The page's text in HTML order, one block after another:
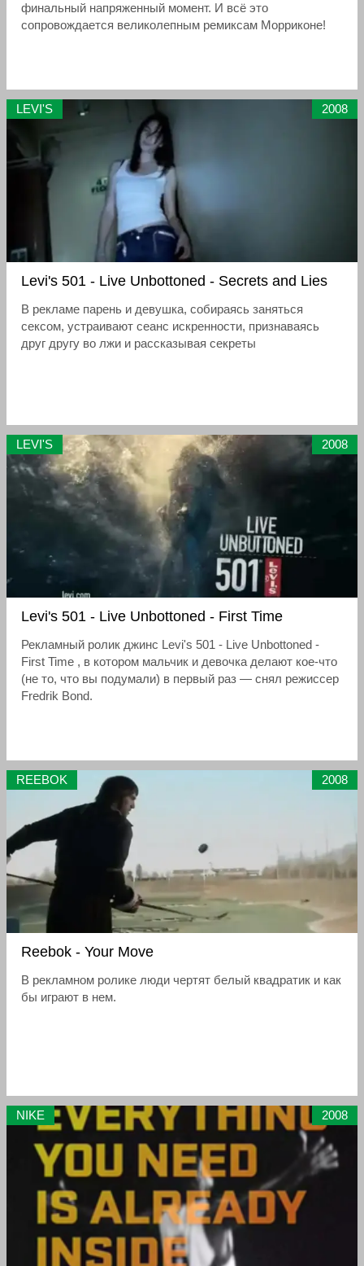
финальный напряженный момент. И всё это
сопровождается великолепным ремиксам Морриконе!
LEVI'S 2008
Levi's 501 - Live Unbottoned - Secrets and Lies
В рекламе парень и девушка, собираясь заняться
сексом, устраивают сеанс искренности, признаваясь
друг другу во лжи и рассказывая секреты
LEVI'S 2008
Levi's 501 - Live Unbottoned - First Time
Рекламный ролик джинс Levi's 501 - Live Unbottoned -
First Time , в котором мальчик и девочка делают кое-что
(не то, что вы подумали) в первый раз — снял режиссер
Fredrik Bond.
REEBOK 2008
Reebok - Your Move
В рекламном ролике люди чертят белый квадратик и как
бы играют в нем.
NIKE 2008